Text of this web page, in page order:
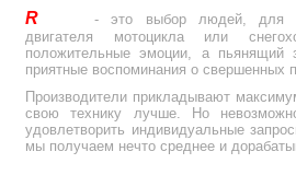
R
- это выбор людей, для
двигателя мотоцикла или
положительные эмоции, а пьянящий
приятные воспоминания о свершенных
Производители прикладывают
свою технику лучше. Но
удовлетворить индивидуальные
мы получаем нечто среднее и